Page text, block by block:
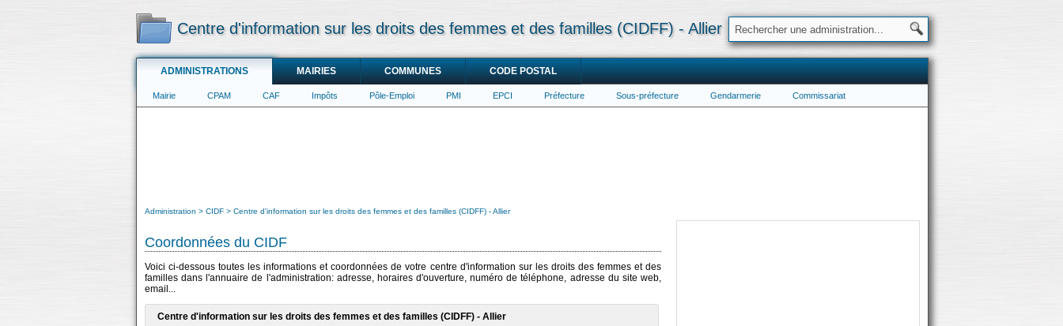
Centre d'information sur les droits des femmes et des familles (CIDFF) - Allier
ADMINISTRATIONS MAIRIES COMMUNES CODE POSTAL
Mairie CPAM CAF Impôts Pôle-Emploi PMI EPCI Préfecture Sous-préfecture Gendarmerie Commissariat
Administration CIDF Centre d'information sur les droits des femmes et des familles (CIDFF) - Allier
Coordonnées du CIDF
Voici ci-dessous toutes les informations et coordonnées de votre centre d'information sur les droits des femmes et des
familles dans l'annuaire de l'administration: adresse, horaires d'ouverture, numéro de téléphone, adresse du site web,
email...
Centre d'information sur les droits des femmes et des familles (CIDFF) - Allier